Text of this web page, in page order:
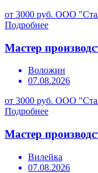
от 3000 руб. ООО
Подробнее
Мастер
Воложин
07.08.2026
от 3000 руб. ООО
Подробнее
Мастер
Вилейка
07.08.2026